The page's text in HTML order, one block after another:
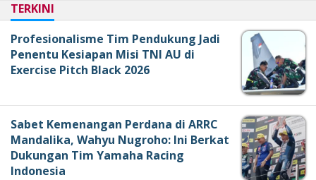
TERKINI
Profesionalisme Tim Pendukung Jadi
Penentu Kesiapan Misi TNI AU di
Exercise Pitch Black 2026
Sabet Kemenangan Perdana di ARRC
Mandalika, Wahyu Nugroho: Ini Berkat
Dukungan Tim Yamaha Racing
Indonesia